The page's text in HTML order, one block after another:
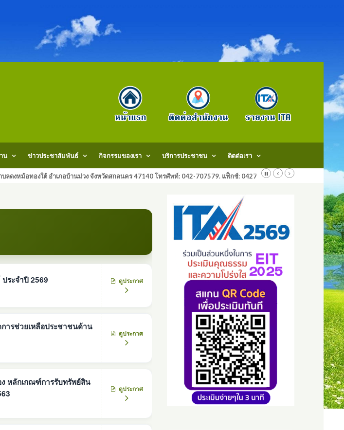
น ข่าวประชาสัมพันธ์ กิจกรรมของเรา บริการประชาชน ติดต่อเรา
ลดงหม้อทองใต้ อำเภอบ้านม่วง จังหวัดสกลนคร 47140 โทรศัพท์: 042-707579. แฟ็กช์: 042707579 E-Mail:
ระจำปี 2569 ดูประกาศ
ารช่วยเหลือประชาชนด้าน
ดูประกาศ
งเจ้าพนักงานของรัฐ พ.ศ. 2563
ดูประกาศ